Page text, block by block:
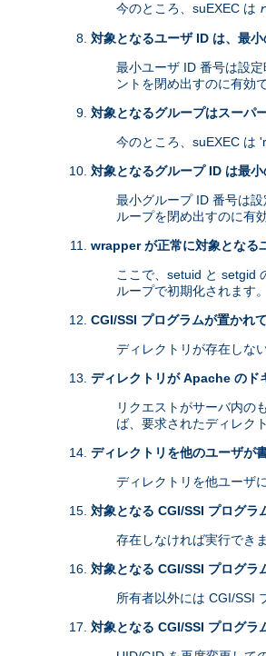
今のところ、suEXEC は
対象となるユーザ ID は、最
最小ユーザ ID 番号は設
ントを閉め出すのに有効で
対象となるグループはスーパ
今のところ、suEXEC は
対象となるグループ ID は最
最小グループ ID 番号は
ループを閉め出すのに有
wrapper が正常に対象となる
ここで、setuid と setgid
ループで初期化されます。
CGI/SSI プログラムが置かれ
ディレクトリが存在しな
ディレクトリが Apache のド
リクエストがサーバ内の
ば、要求されたディレク
ディレクトリを他のユーザが
ディレクトリを他ユーザ
対象となる CGI/SSI プログラ
存在しなければ実行できま
対象となる CGI/SSI プログラ
所有者以外には CGI/SSI
対象となる CGI/SSI プログ